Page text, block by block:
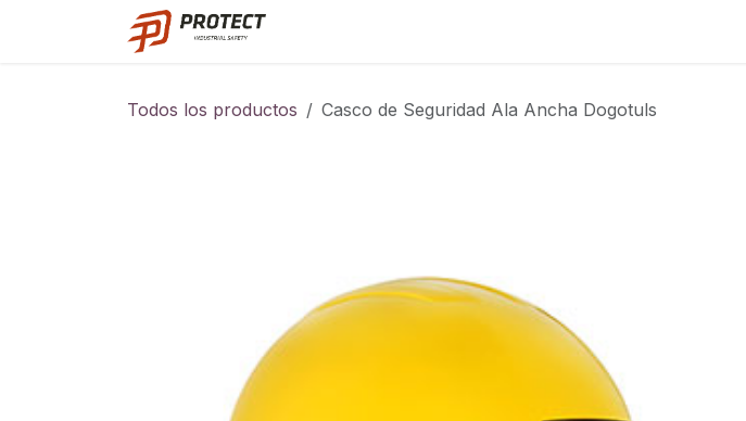
Todos los productos Casco de Seguridad Ala Ancha Dogotuls